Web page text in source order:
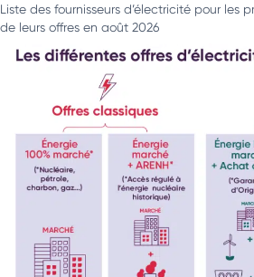
Liste des fournisseurs d’électricité pour les
de leurs offres en août 2026